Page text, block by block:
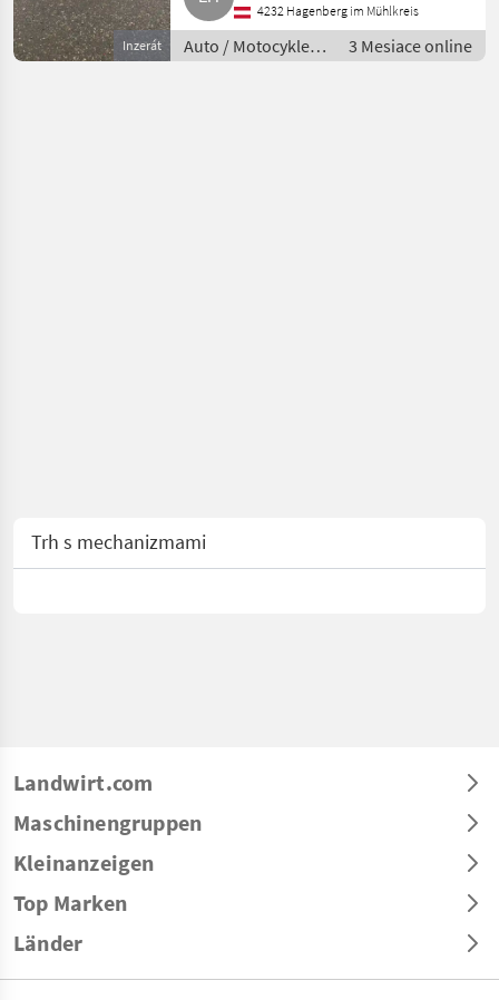
Inzerát
4232 Hagenberg im Mühlkreis
Auto / Motocykle /
Motorka
3 Mesiace online
Trh s mechanizmami
Landwirt.com
Maschinengruppen
Kleinanzeigen
Top Marken
Länder